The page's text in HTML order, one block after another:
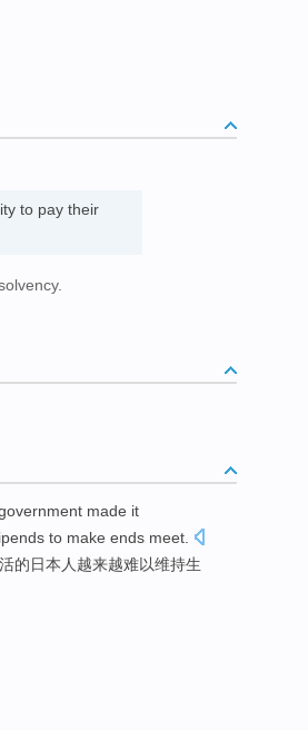
to pay their
made it
to make ends meet.
的日本人越来越难以维持生